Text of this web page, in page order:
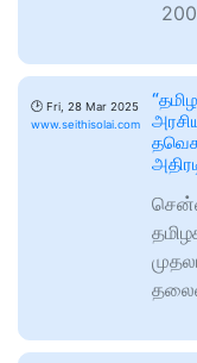
🕑 Fri, 28 Mar 2025
www.seithisolai.com